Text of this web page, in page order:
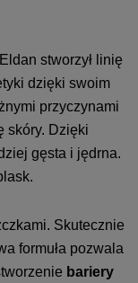
stworzył linię
dzięki swoim
przyczynami
skóry. Dzięki
gęsta i jędrna.
Skutecznie
formuła pozwala
bariery